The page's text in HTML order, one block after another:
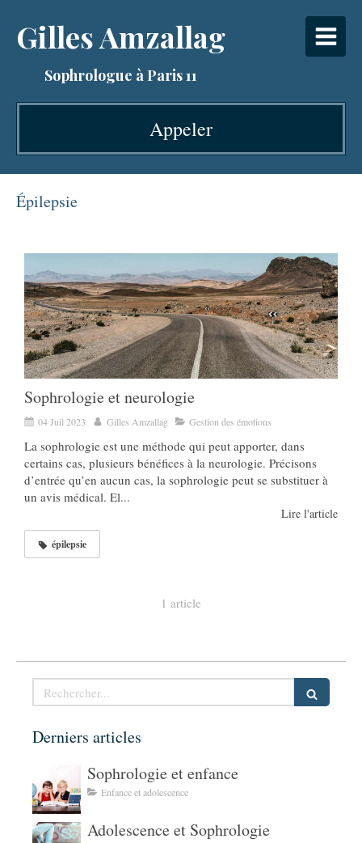
Gilles Amzallag
Sophrologue à Paris 11
Appeler
Épilepsie
Sophrologie et neurologie
04 Juil 2023 Gilles Amzallag Gestion des émotions
La sophrologie est une méthode qui peut apporter, dans
certains cas, plusieurs bénéfices à la neurologie. Précisons
d’entrée qu’en aucun cas, la sophrologie peut se substituer à
un avis médical. El...
Lire l'article
épilepsie
1 article
Rechercher
Derniers articles
Sophrologie et enfance
Enfance et adolescence
Adolescence et Sophrologie